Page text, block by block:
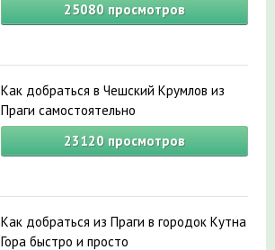
25080 просмотров
Как добраться в Чешский Крумлов из
Праги самостоятельно
23120 просмотров
Как добраться из Праги в городок Кутна
Гора быстро и просто